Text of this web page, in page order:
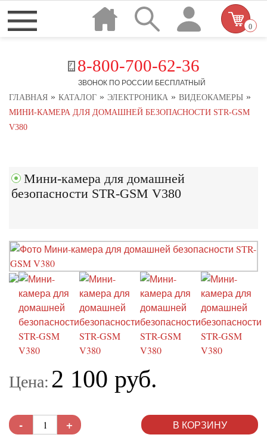
8-800-700-62-36
ЗВОНОК ПО РОССИИ БЕСПЛАТНЫЙ
0
ГЛАВНАЯ » КАТАЛОГ » ЭЛЕКТРОНИКА » ВИДЕОКАМЕРЫ »
МИНИ-КАМЕРА ДЛЯ ДОМАШНЕЙ БЕЗОПАСНОСТИ STR-GSM
V380
Мини-камера для домашней
безопасности STR-GSM V380
Цена: 2 100 руб.
- + В КОРЗИНУ